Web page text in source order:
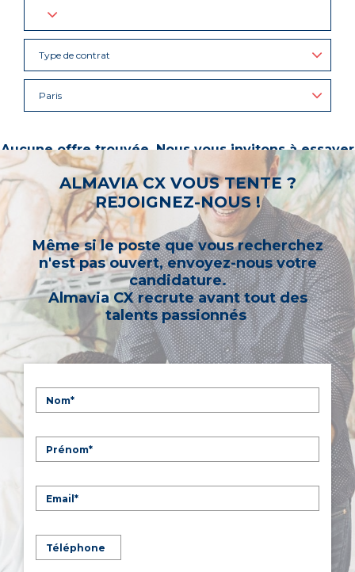
Type de contrat
Paris
Aucune offre trouvée. Nous vous invitons à essayer
d’autres mots-clés ou à sélectionner un « métier ».
ALMAVIA CX VOUS TENTE ?
REJOIGNEZ-NOUS !
Même si le poste que vous recherchez
n'est pas ouvert, envoyez-nous votre
candidature.
Almavia CX recrute avant tout des
talents passionnés